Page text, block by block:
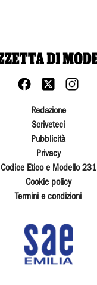
Redazione
Scriveteci
Pubblicità
Privacy
Codice Etico e Modello 231
Cookie policy
Termini e condizioni